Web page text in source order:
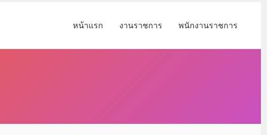
หน้าแรก งานราชการ พนักงานราชการ